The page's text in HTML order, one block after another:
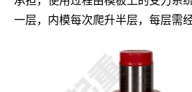
一层，内模每次爬升半层，每层需